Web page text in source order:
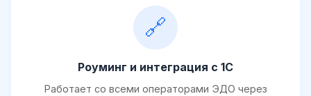
🔗
Роуминг и интеграция с 1С
Работает со всеми операторами ЭДО через